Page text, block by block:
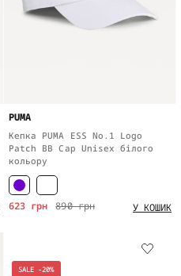
PUMA
Кепка PUMA ESS No.1 Logo
Patch BB Cap Unisex білого
кольору
890 грн
623 грн У КОШИК
SALE -20%